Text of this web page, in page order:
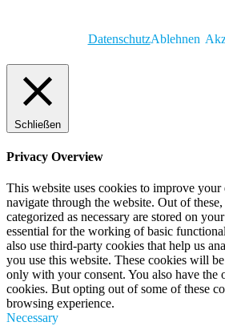
DatenschutzAblehnen
Schließen
Privacy Overview
This website uses cookies to improve
navigate through the website. Out of
categorized as necessary are stored on
essential for the working of basic
also use third-party cookies that help us
you use this website. These cookies will
only with your consent. You also have the
cookies. But opting out of some of these
browsing experience.
Necessary